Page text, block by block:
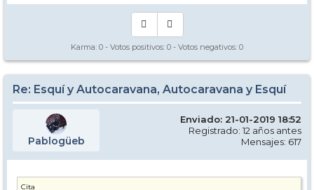
Karma: 0 - Votos positivos: 0 - Votos negativos: 0
Re: Esquí y Autocaravana, Autocaravana y Esquí
Pablogüeb
Enviado: 21-01-2019 18:52
Registrado: 12 años antes
Mensajes: 617
Cita